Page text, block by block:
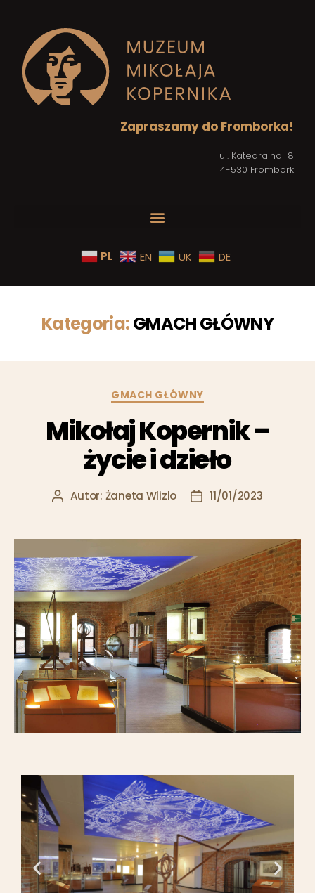
Zapraszamy do Fromborka!
ul. Katedralna 8
14-530 Frombork
PL EN UK DE
Kategoria:GMACH GŁÓWNY
GMACH GŁÓWNY
Mikołaj Kopernik –
życie i dzieło
Autor: Żaneta Wlizlo 11/01/2023